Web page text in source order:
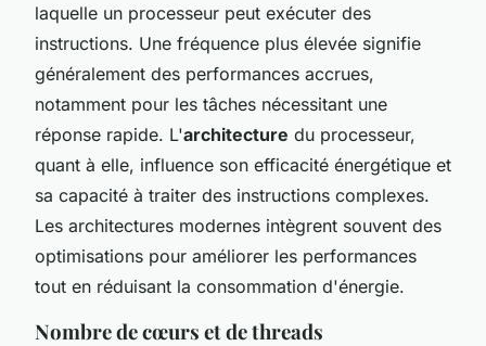
laquelle un processeur peut exécuter des
instructions. Une fréquence plus élevée signifie
généralement des performances accrues,
notamment pour les tâches nécessitant une
réponse rapide. L'architecture du processeur,
quant à elle, influence son efficacité énergétique et
sa capacité à traiter des instructions complexes.
Les architectures modernes intègrent souvent des
optimisations pour améliorer les performances
tout en réduisant la consommation d'énergie.
Nombre de cœurs et de threads